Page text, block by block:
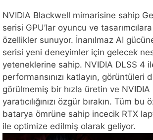
NVIDIA Blackwell mimarisine sahip
serisi GPU’lar oyuncu ve
özellikler sunuyor. İnanılmaz AI
serisi yeni deneyimler için gelecek
yeteneklerine sahip. NVIDIA DLSS 4
performansınızı katlayın, görüntüleri
görülmemiş bir hızla üretin ve
yaratıcılığınızı özgür bırakın. Tüm
batarya ömrüne sahip incecik RTX
ile optimize edilmiş olarak geliyor.